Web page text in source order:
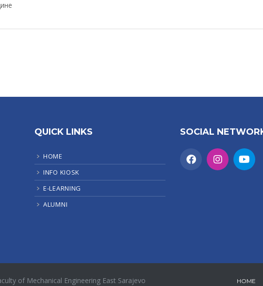
QUICK LINKS
HOME
INFO KIOSK
E-LEARNING
ALUMNI
SOCIAL
of Mechanical Engineering East Sarajevo HOME